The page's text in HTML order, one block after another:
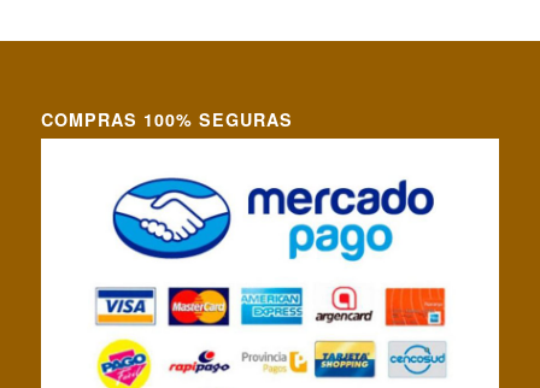
COMPRAS 100% SEGURAS